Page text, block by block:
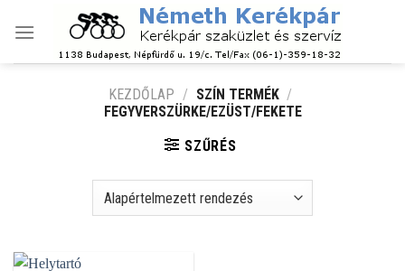
KEZDŐLAP / SZÍN TERMÉK /
FEGYVERSZÜRKE/EZÜST/FEKETE
SZŰRÉS